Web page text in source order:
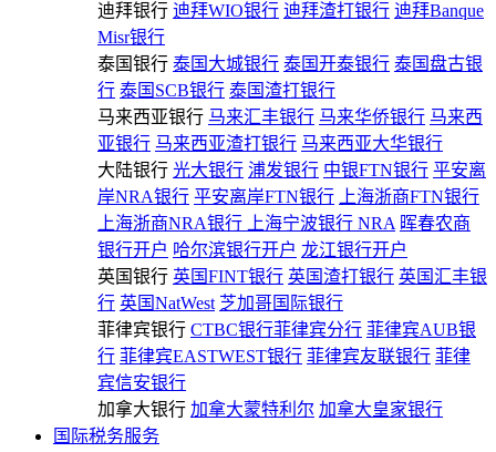
迪拜银行 迪拜WIO银行 迪拜渣打银行 迪拜Banque
Misr银行
泰国银行 泰国大城银行 泰国开泰银行 泰国盘古银
行 泰国SCB银行 泰国渣打银行
马来西亚银行 马来汇丰银行 马来华侨银行 马来西
亚银行 马来西亚渣打银行 马来西亚大华银行
大陆银行 光大银行 浦发银行 中银FTN银行 平安离
岸NRA银行 平安离岸FTN银行
上海浙商FTN银行
上海浙商NRA银行
上海宁波银行 NRA 晖春农商
银行开户 哈尔滨银行开户 龙江银行开户
英国银行 英国FINT银行 英国渣打银行 英国汇丰银
行 英国NatWest 芝加哥国际银行
菲律宾银行 CTBC银行菲律宾分行 菲律宾AUB银
行 菲律宾EASTWEST银行 菲律宾友联银行 菲律
宾信安银行
加拿大银行 加拿大蒙特利尔 加拿大皇家银行
国际税务服务